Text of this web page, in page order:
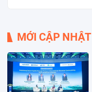
MỚI CẬP NHẬT